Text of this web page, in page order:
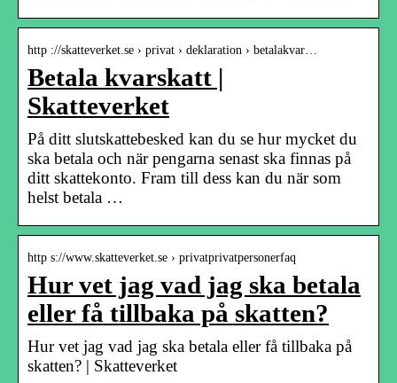
http ://skatteverket.se › privat › deklaration › betalakvar…
Betala kvarskatt |
Skatteverket
På ditt slutskattebesked kan du se hur mycket du
ska betala och när pengarna senast ska finnas på
ditt skattekonto. Fram till dess kan du när som
helst betala …
http s://www.skatteverket.se › privatprivatpersonerfaq
Hur vet jag vad jag ska betala
eller få tillbaka på skatten?
Hur vet jag vad jag ska betala eller få tillbaka på
skatten? | Skatteverket